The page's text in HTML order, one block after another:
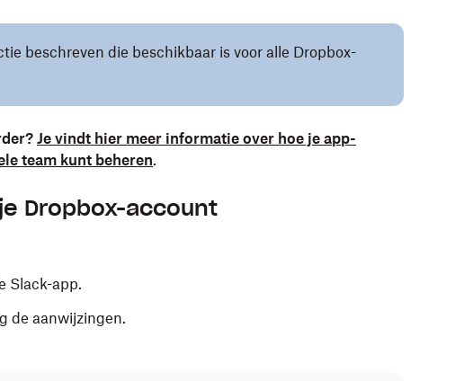
beschreven die beschikbaar is voor alle Dropbox-
Je vindt hier meer informatie over hoe je app-
team kunt beheren.
Dropbox-account
Slack-app.
de aanwijzingen.